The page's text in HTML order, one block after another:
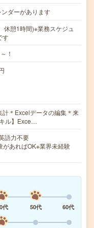
ダーがあります
憩1時間)※業務スケジュ
す
！
計＊Excelデータの編集＊来
ル】Exce…
語力不要
あればOK※業界未経験
代 50代
60代